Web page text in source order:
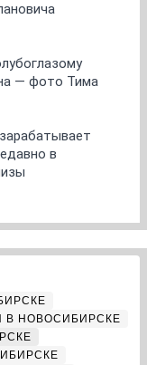
— фото Тима
в
В НОВОСИБИРСКЕ